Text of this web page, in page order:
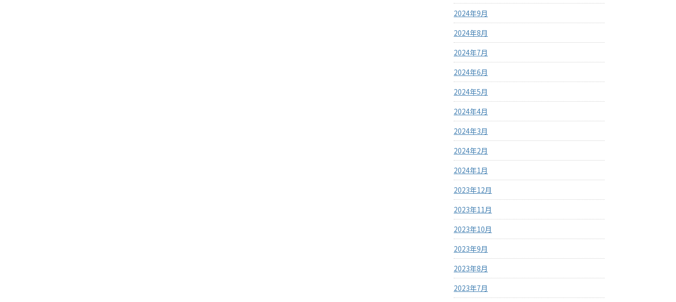
2024年9月
2024年8月
2024年7月
2024年6月
2024年5月
2024年4月
2024年3月
2024年2月
2024年1月
2023年12月
2023年11月
2023年10月
2023年9月
2023年8月
2023年7月